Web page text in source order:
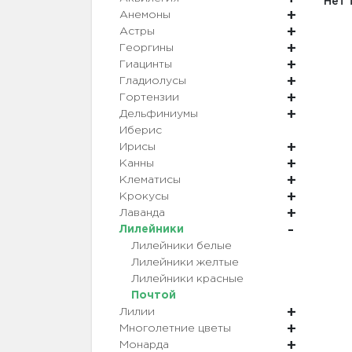
Анемоны
Астры
Георгины
Гиацинты
Гладиолусы
Гортензии
Дельфиниумы
Иберис
Ирисы
Канны
Клематисы
Крокусы
Лаванда
Лилейники
Лилейники белые
Лилейники желтые
Лилейники красные
Почтой
Лилии
Многолетние цветы
Монарда